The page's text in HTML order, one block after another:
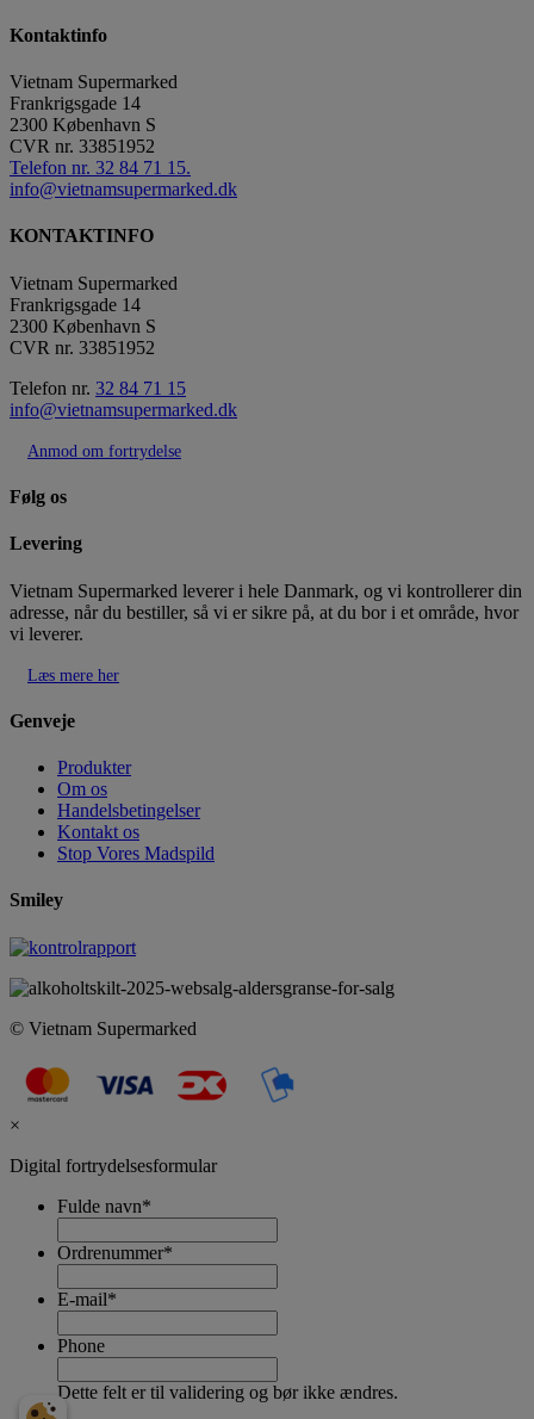
Kontaktinfo
Vietnam Supermarked
Frankrigsgade 14
2300 København S
CVR nr. 33851952
Telefon nr. 32 84 71 15.
info@vietnamsupermarked.dk
KONTAKTINFO
Vietnam Supermarked
Frankrigsgade 14
2300 København S
CVR nr. 33851952
Telefon nr. 32 84 71 15
info@vietnamsupermarked.dk
Anmod om fortrydelse
Følg os
Levering
Vietnam Supermarked leverer i hele Danmark, og vi kontrollerer din
adresse, når du bestiller, så vi er sikre på, at du bor i et område, hvor
vi leverer.
Læs mere her
Genveje
Produkter
Om os
Handelsbetingelser
Kontakt os
Stop Vores Madspild
Smiley
© Vietnam Supermarked
×
Digital fortrydelsesformular
Fulde navn*
Ordrenummer*
E-mail*
Phone
Dette felt er til validering og bør ikke ændres.